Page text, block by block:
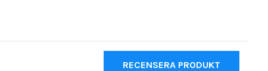
RECENSERA PRODUKT